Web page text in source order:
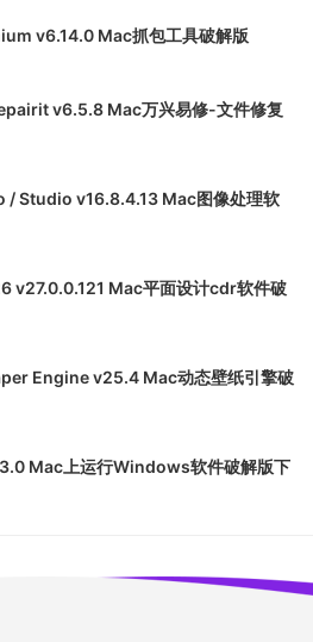
v6.14.0 Mac抓包工具破解版
v6.5.8 Mac万兴易修-文件修复
/ Studio v16.8.4.13 Mac图像处理软
v27.0.0.121 Mac平面设计cdr软件破
Engine v25.4 Mac动态壁纸引擎破
Mac上运行Windows软件破解版下